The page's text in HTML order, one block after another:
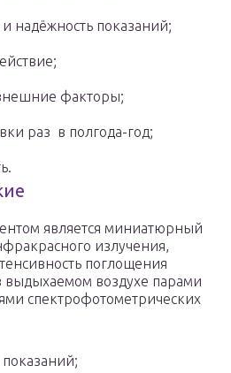
и надёжность показаний;
факторы;
раз в полгода-год;
является миниатюрный
излучения,
поглощения
воздухе парами
спектрофотометрических
показаний;